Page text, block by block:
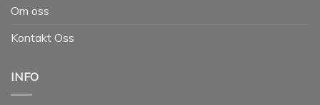
Om oss
Kontakt Oss
INFO